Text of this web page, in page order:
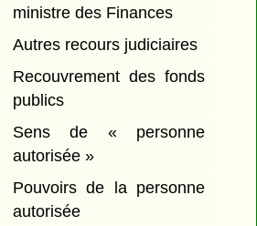
ministre des Finances
Autres recours judiciaires
Recouvrement des fonds
publics
Sens de « personne
autorisée »
Pouvoirs de la personne
autorisée